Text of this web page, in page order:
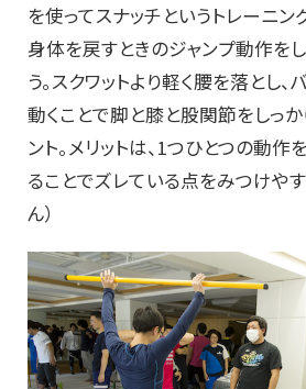
を使ってスナッチというトレーニン
身体を戻すときのジャンプ動作を
う。スクワットより軽く腰を落とし
動くことで脚と膝と股関節をしっ
ント。メリットは、1つひとつの動
ることでズレている点をみつけやす
ん）